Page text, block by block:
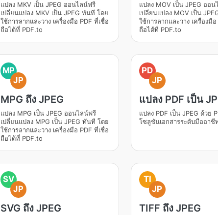
แปลง MKV เป็น JPEG ออนไลน์ฟรี
เปลี่ยนแปลง MKV เป็น JPEG ทันที โดย
ใช้การลากและวาง เครื่องมือ PDF ที่เชื่อ
ถือได้ที่ PDF.to
แปลง MOV เป็น JPEG ออ
เปลี่ยนแปลง MOV เป็น
ใช้การลากและวาง เครื่องมือ
ถือได้ที่ PDF.to
MP
JP
MPG ถึง JPEG
แปลง MPG เป็น JPEG ออนไลน์ฟรี
เปลี่ยนแปลง MPG เป็น JPEG ทันที โดย
ใช้การลากและวาง เครื่องมือ PDF ที่เชื่อ
ถือได้ที่ PDF.to
PD
JP
แปลง PDF เป็น
แปลง PDF เป็น JPEG ด้วย
โซลูชันเอกสารระดับมืออาชี
SV
JP
SVG ถึง JPEG
TI
JP
TIFF ถึง JPEG